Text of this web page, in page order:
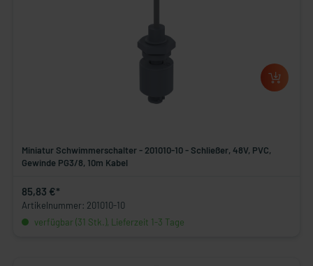
Miniatur Schwimmerschalter - 201010-10 - Schließer, 48V, PVC,
Gewinde PG3/8, 10m Kabel
85,83 €*
Artikelnummer: 201010-10
verfügbar (31 Stk.), Lieferzeit 1-3 Tage